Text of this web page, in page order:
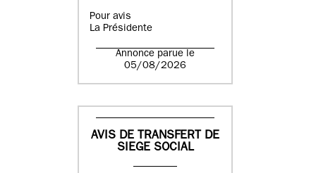
Pour avis
La Présidente
Annonce parue le
05/08/2026
AVIS DE TRANSFERT DE
SIEGE SOCIAL